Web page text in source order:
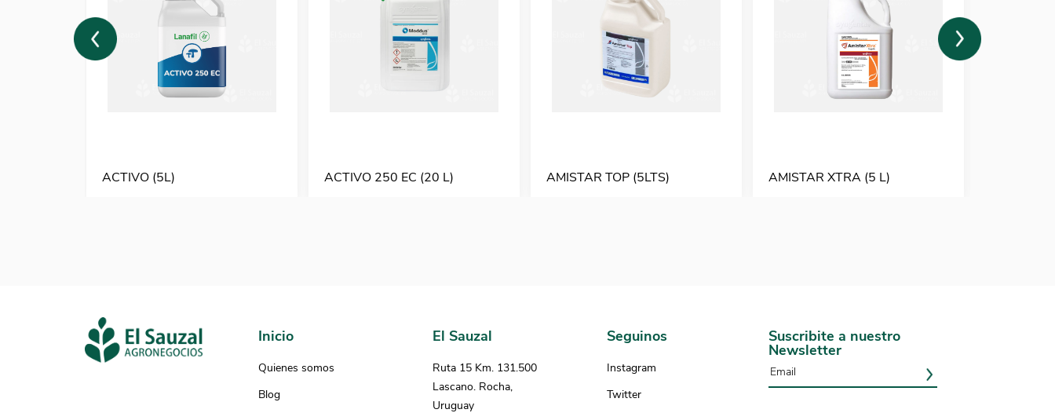
ACTIVO (5L) ACTIVO 250 EC (20 L) AMISTAR TOP (5LTS) AMISTAR XTRA (5 L)
Inicio
Quienes somos
Blog
El Sauzal
Ruta 15 Km. 131.500
Lascano. Rocha,
Uruguay
Seguinos
Instagram
Twitter
Suscribite a nuestro
Newsletter